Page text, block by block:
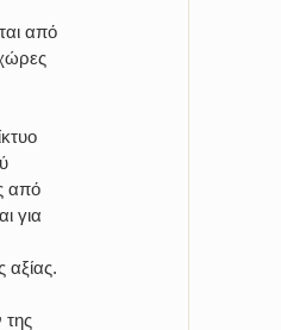
από
από
για
αξίας.
της